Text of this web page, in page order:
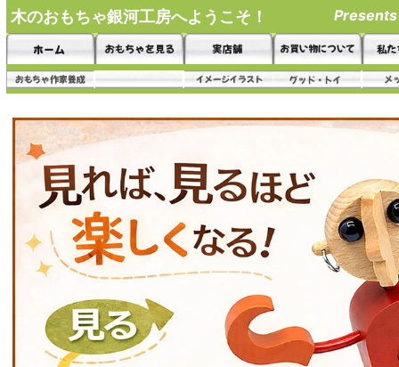
木のおもちゃ銀河工房へようこそ！